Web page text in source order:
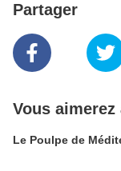
Partager
Vous aimerez
Le Poulpe de